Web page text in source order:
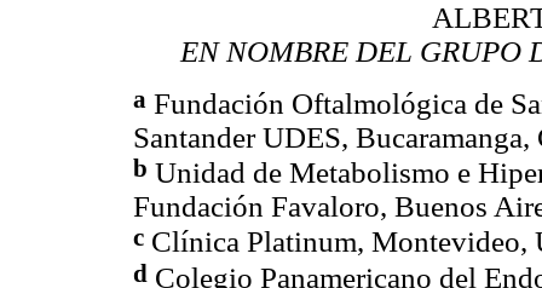
EN NOMBRE DEL GRUPO
a Fundación Oftalmológica de
Santander UDES,
b Unidad de Metabolismo e
Fundación Favaloro, Buenos
c Clínica Platinum, Montevideo,
d Colegio Panamericano del